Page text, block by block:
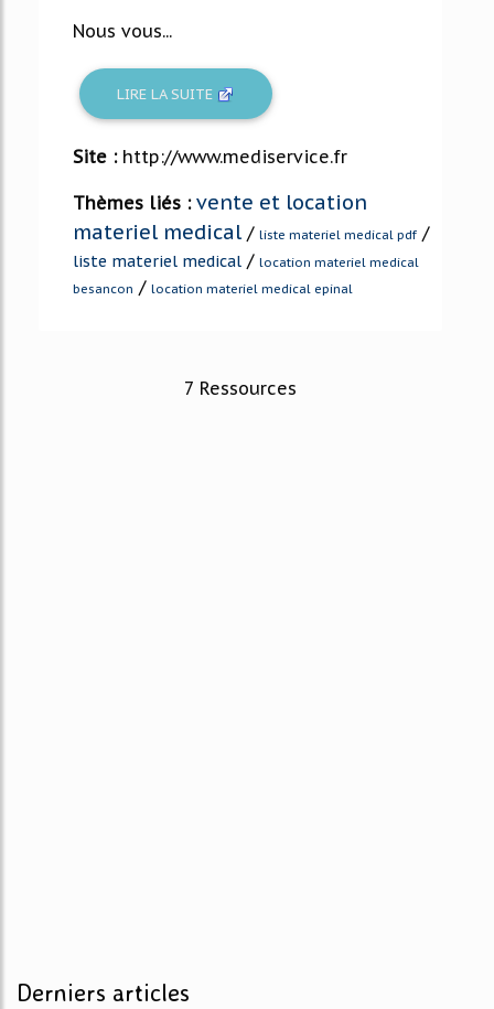
Nous vous...
LIRE LA SUITE
Site : http://www.mediservice.fr
Thèmes liés : vente et location
materiel medical/ liste materiel medical pdf /
liste materiel medical / location materiel medical
besancon / location materiel medical epinal
7 Ressources
Derniers articles